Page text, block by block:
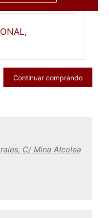
Continuar comprando
C/ Mina Alcolea